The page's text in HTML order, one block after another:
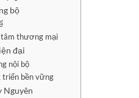
bộ
tâm thương mại
đại
nội bộ
triển bền vững
Nguyên